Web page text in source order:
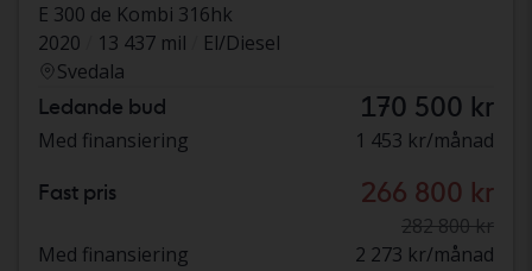
E 300 de Kombi 316hk
2020
13 437 mil
El/Diesel
Svedala
Ledande bud 170 500 kr
Med finansiering 1 453 kr/månad
Fast pris 266 800 kr
282 800 kr
Med finansiering
2 273 kr/månad